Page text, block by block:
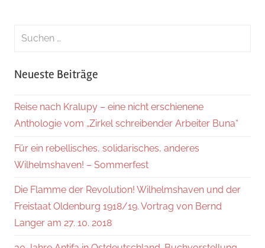
Suchen
Neueste Beiträge
Reise nach Kralupy – eine nicht erschienene
Anthologie vom „Zirkel schreibender Arbeiter Buna“
Für ein rebellisches, solidarisches, anderes
Wilhelmshaven! – Sommerfest
Die Flamme der Revolution! Wilhelmshaven und der
Freistaat Oldenburg 1918/19. Vortrag von Bernd
Langer am 27. 10. 2018